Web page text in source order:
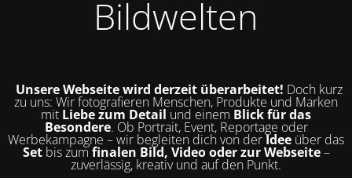
Bildwelten
Unsere Webseite wird derzeit überarbeitet! Doch kurz
zu uns: Wir fotografieren Menschen, Produkte und Marken
mit Liebe zum Detail und einem Blick für das
Besondere. Ob Portrait, Event, Reportage oder
Werbekampagne – wir begleiten dich von derIdee über das
Setbis zumfinalen Bild, Video oder zur Webseite–
zuverlässig, kreativ und auf den Punkt.